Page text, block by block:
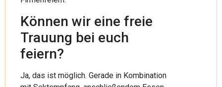
Können wir eine freie
Trauung bei euch
feiern?
Ja, das ist möglich. Gerade in Kombination